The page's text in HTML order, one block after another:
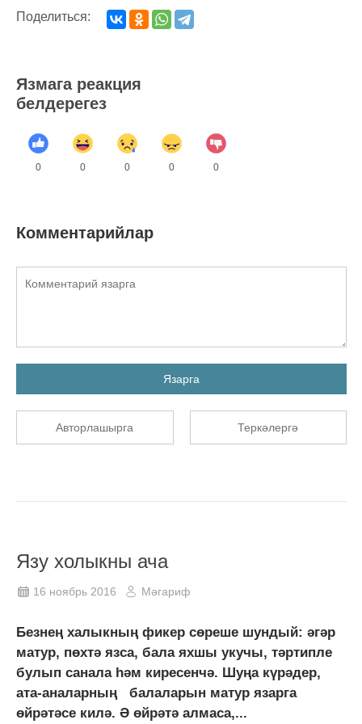
Поделиться:
Язмага реакция
белдерегез
0 0 0 0 0
Комментарийлар
Язарга
Авторлашырга Теркәлергә
Язу холыкны ача
16 ноябрь 2016 Мәгариф
Безнең халыкның фикер сөреше шундый: әгәр
матур, пөхтә язса, бала яхшы укучы, тәртипле
булып санала һәм киресенчә. Шуңа күрәдер,
ата-аналарның балаларын матур язарга
өйрәтәсе килә. Ә өйрәтә алмаса,...